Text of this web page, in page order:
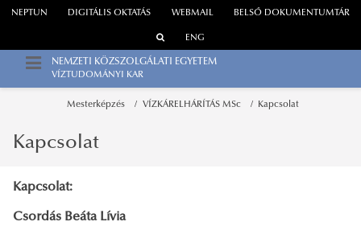
WEBMAIL
NEPTUN DIGITÁLIS OKTATÁS BELSŐ DOKUMENTUMTÁR
ENG
NEMZETI KÖZSZOLGÁLATI EGYETEM
VÍZTUDOMÁNYI KAR
Mesterképzés VÍZKÁRELHÁRÍTÁS MSc Kapcsolat
Kapcsolat
Kapcsolat:
Csordás Beáta Lívia